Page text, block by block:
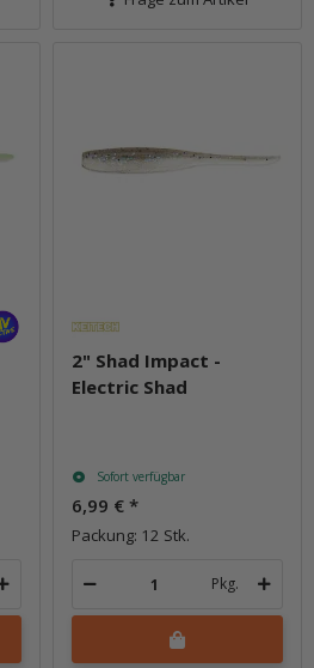
2" Shad Impact -
Electric Shad
Sofort verfügbar
6,99 € *
Packung: 12 Stk.
Pkg.